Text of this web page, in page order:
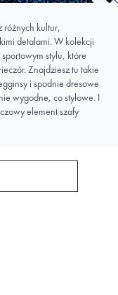
różnych kultur,
detalami. W kolekcji
stylu, które
Znajdziesz tu takie
i spodnie dresowe
wygodne, co stylowe. I
element szafy